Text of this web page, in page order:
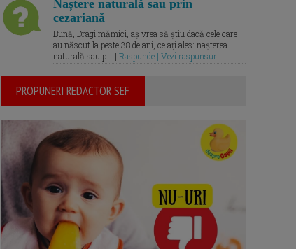
Naștere naturală sau prin
cezariană
Bună, Dragi mămici, aș vrea să știu dacă cele care
au născut la peste 38 de ani, ce ați ales: nașterea
naturală sau p... | Raspunde | Vezi raspunsuri
PROPUNERI REDACTOR SEF